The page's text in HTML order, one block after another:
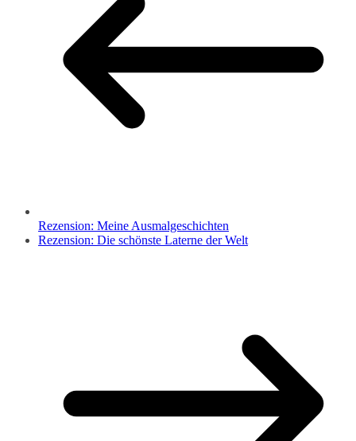
Rezension: Meine Ausmalgeschichten
Rezension: Die schönste Laterne der Welt